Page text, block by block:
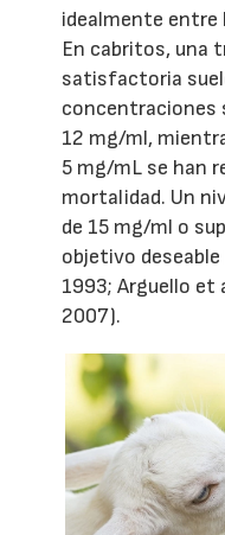
idealmente entre
En cabritos, una
satisfactoria
concentraciones
12 mg/ml,
5 mg/mL se han
mortalidad. Un
de 15 mg/ml o
objetivo deseable
1993; Arguello et
2007).